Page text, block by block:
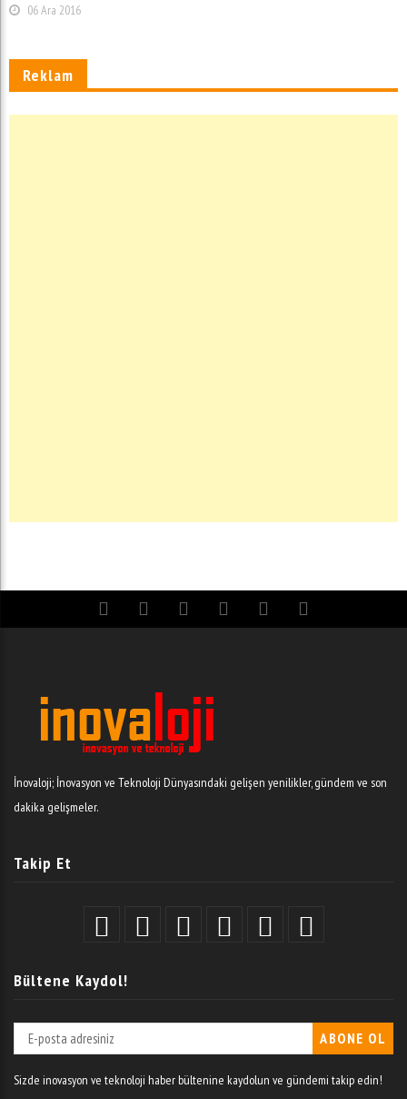
06 Ara 2016
Reklam
İnovaloji; İnovasyon ve Teknoloji Dünyasındaki gelişen yenilikler, gündem ve son
dakika gelişmeler.
Takip Et
Bültene Kaydol!
Sizde inovasyon ve teknoloji haber bültenine kaydolun ve gündemi takip edin!